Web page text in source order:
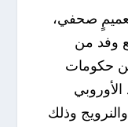
صحفي،
وفد من
حكومات
الأوروبي
وذلك